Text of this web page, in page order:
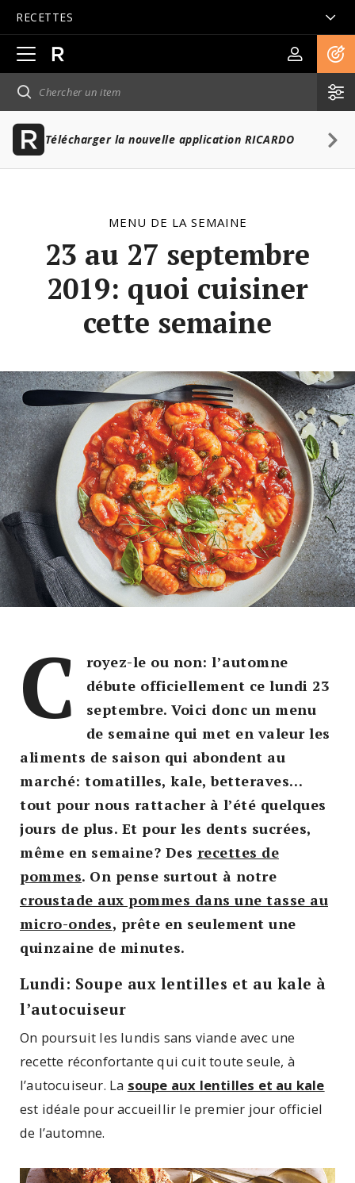
RECETTES
Ouvrir
la
navigation
principale
Télécharger la nouvelle application RICARDO
MENU DE LA SEMAINE
23 au 27 septembre
2019: quoi cuisiner
cette semaine
C
royez-le ou non: l’automne
débute officiellement ce lundi 23
septembre. Voici donc un menu
de semaine qui met en valeur les
aliments de saison qui abondent au
marché: tomatilles, kale, betteraves…
tout pour nous rattacher à l’été quelques
jours de plus. Et pour les dents sucrées,
même en semaine? Des recettes de
pommes. On pense surtout à notre
croustade aux pommes dans une tasse au
micro-ondes, prête en seulement une
quinzaine de minutes.
Lundi: Soupe aux lentilles et au kale à
l’autocuiseur
On poursuit les lundis sans viande avec une
recette réconfortante qui cuit toute seule, à
l’autocuiseur. La soupe aux lentilles et au kale
est idéale pour accueillir le premier jour officiel
de l’automne.